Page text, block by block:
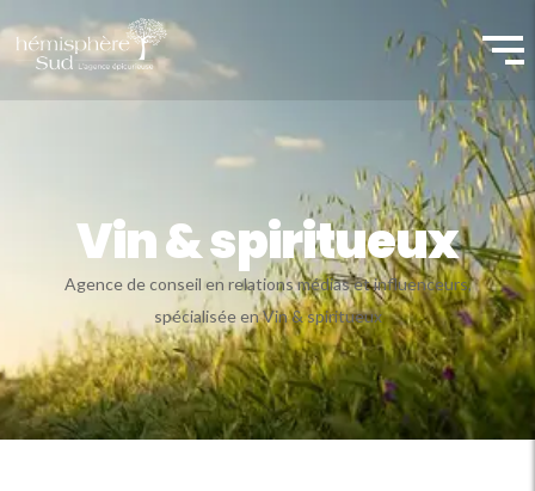
Vin & spiritueux
Agence de conseil en relations médias et influenceurs,
spécialisée en Vin & spiritueux